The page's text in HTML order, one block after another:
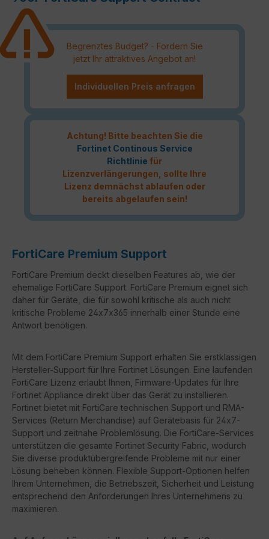
Begrenztes Budget? - Fordern Sie
jetzt Ihr attraktives Angebot an!
Individuellen Preis anfragen
Achtung! Bitte beachten Sie die
Fortinet Continous Service
Richtlinie für
Lizenzverlängerungen, sollte Ihre
Lizenz demnächst ablaufen oder
bereits abgelaufen sein!
FortiCare Premium Support
FortiCare Premium deckt dieselben Features ab, wie der
ehemalige FortiCare Support. FortiCare Premium eignet sich
daher für Geräte, die für sowohl kritische als auch nicht
kritische Probleme 24x7x365 innerhalb einer Stunde eine
Antwort benötigen.
Mit dem FortiCare Premium Support erhalten Sie erstklassigen
Hersteller-Support für Ihre Fortinet Lösungen. Eine laufenden
FortiCare Lizenz erlaubt Ihnen, Firmware-Updates für Ihre
Fortinet Appliance direkt über das Gerät zu installieren.
Fortinet bietet mit FortiCare technischen Support und RMA-
Services (Return Merchandise) auf Gerätebasis für 24x7-
Support und zeitnahe Problemlösung. Die FortiCare-Services
unterstützen die gesamte Fortinet Security Fabric, wodurch
Sie diverse produktübergreifende Probleme mit nur einer
Lösung beheben können. Flexible Support-Optionen helfen
Ihrem Unternehmen, die Betriebszeit, Sicherheit und Leistung
entsprechend den Anforderungen Ihres Unternehmens zu
maximieren.